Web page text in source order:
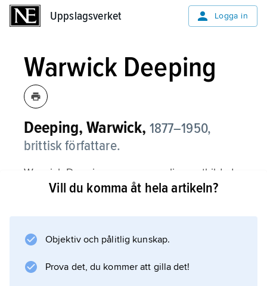
Uppslagsverket Logga in
Warwick Deeping
Deeping, Warwick, 1877–1950,
brittisk författare.
Warwick Deeping var ursprungligen utbildad
till läkare men började tidigt en framgångsrik
(1925) skildras en före detta officers strävan
bland överklassen.
Vill du komma åt hela artikeln?
Objektiv och pålitlig kunskap.
Prova det, du kommer att gilla det!